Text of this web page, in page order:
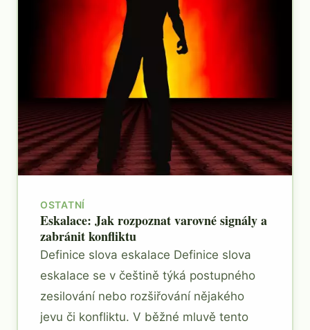
OSTATNÍ
Eskalace: Jak rozpoznat varovné signály a
zabránit konfliktu
Definice slova eskalace Definice slova
eskalace se v češtině týká postupného
zesilování nebo rozšiřování nějakého
jevu či konfliktu. V běžné mluvě tento